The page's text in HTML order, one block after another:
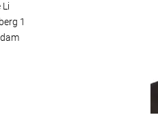
Li
1